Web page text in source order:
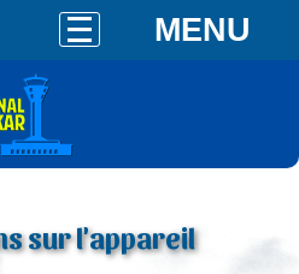
MENU
sur l'appareil